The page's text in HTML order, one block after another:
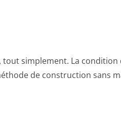
simplement. La condition
de construction sans